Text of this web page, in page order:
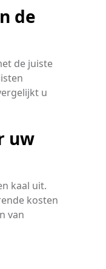
de
de juiste
u
uw
kaal uit.
kosten
van